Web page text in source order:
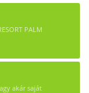
PALM
akár saját